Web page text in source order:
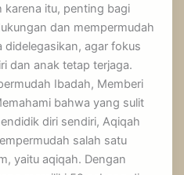
karena itu, penting bagi
dan mempermudah
agar fokus
dan anak tetap terjaga.
Ibadah, Memberi
bahwa yang sulit
diri sendiri, Aqiqah
salah satu
yaitu aqiqah. Dengan